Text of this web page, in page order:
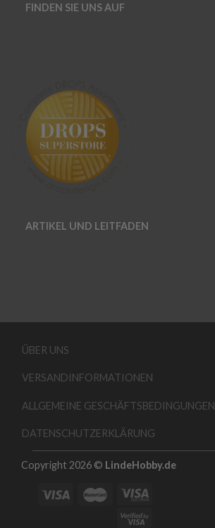
FINDEN SIE UNS AUF
ARTIKEL UND LEITFADEN
ÜBER UNS
VERSANDINFORMATIONEN
ALLGEMEINE GESCHÄFTSBEDINGUNGEN
DATENSCHUTZERKLÄRUNG
Copyright 2026 © LindeHobby.de